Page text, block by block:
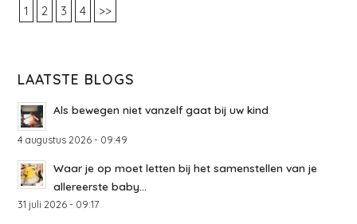
1
2 3 4 >>
LAATSTE BLOGS
Als bewegen niet vanzelf gaat bij uw kind
4 augustus 2026 - 09:49
Waar je op moet letten bij het samenstellen van je
allereerste baby...
31 juli 2026 - 09:17